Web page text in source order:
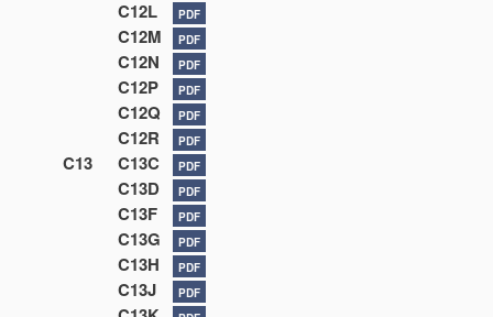
C12L PDF
C12M PDF
C12N PDF
C12P PDF
C12Q PDF
C12R PDF
C13 C13C PDF
C13D PDF
C13F PDF
C13G PDF
C13H PDF
C13J PDF